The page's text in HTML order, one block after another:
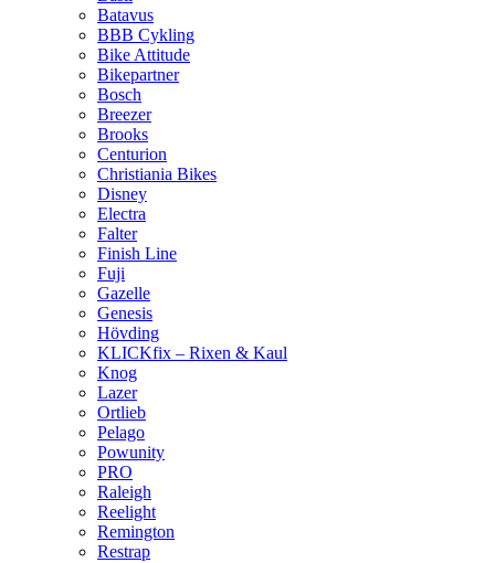
Batavus
BBB Cykling
Bike Attitude
Bikepartner
Bosch
Breezer
Brooks
Centurion
Christiania Bikes
Disney
Electra
Falter
Finish Line
Fuji
Gazelle
Genesis
Hövding
KLICKfix – Rixen & Kaul
Knog
Lazer
Ortlieb
Pelago
Powunity
PRO
Raleigh
Reelight
Remington
Restrap